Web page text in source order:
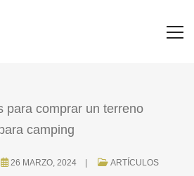
26 MARZO, 2024 ARTÍCULOS